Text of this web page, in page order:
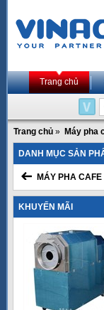
Trang chủ
Trang chủ » Máy pha
DANH MỤC SẢN
MÁY PHA CAFE
KHUYẾN MÃI